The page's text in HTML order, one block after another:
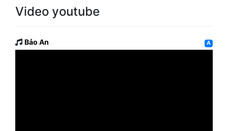
Video youtube
Bảo An A